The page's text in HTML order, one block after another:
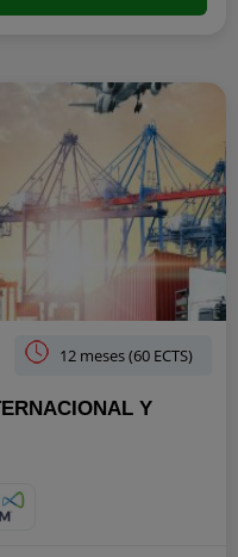
12 meses (60 ECTS)
Y